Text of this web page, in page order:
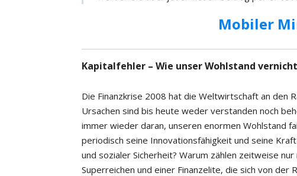
r
e
s
s
e
Mobiler
Kapitalfehler – Wie unser Wohlstand
Die Finanzkrise 2008 hat die Weltwirtschaft an den
Ursachen sind bis heute weder verstanden noch
immer wieder daran, unseren enormen Wohlstand
periodisch seine Innovationsfähigkeit und seine
und sozialer Sicherheit? Warum zählen zeitweise
Superreichen und einer Finanzelite, die sich von